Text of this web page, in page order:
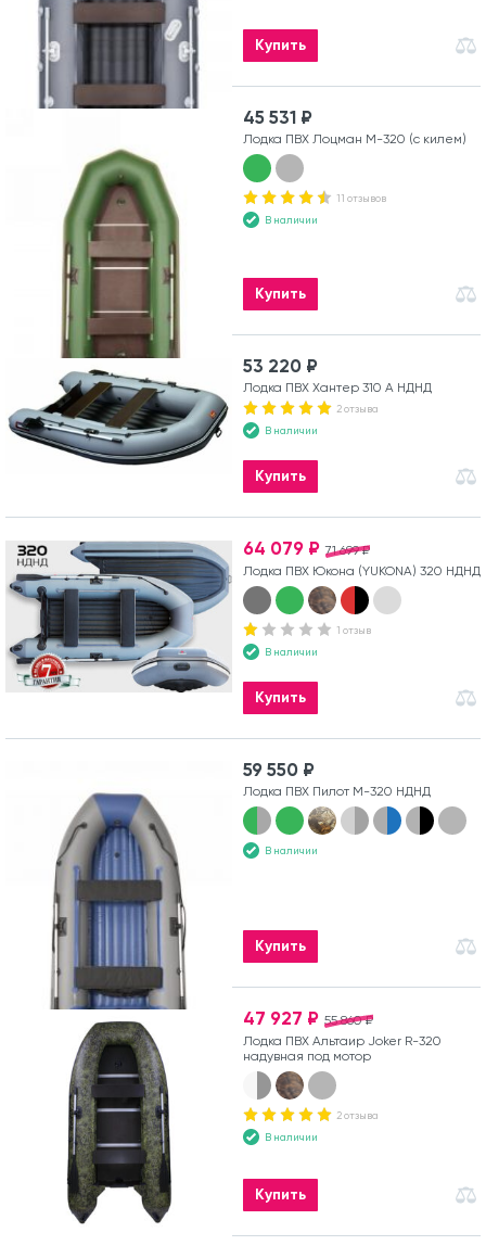
Купить
45 531 ₽
Лодка ПВХ Лоцман М-320 (с килем)
11 отзывов
В наличии
Купить
53 220 ₽
Лодка ПВХ Хантер 310 А НДНД
2 отзыва
В наличии
Купить
71 699 ₽
64 079 ₽
Лодка ПВХ Юкона (YUKONA) 320 НДНД
1 отзыв
В наличии
Купить
59 550 ₽
Лодка ПВХ Пилот М-320 НДНД
В наличии
Купить
55 860 ₽
47 927 ₽
Лодка ПВХ Альтаир Joker R-320
надувная под мотор
2 отзыва
В наличии
Купить